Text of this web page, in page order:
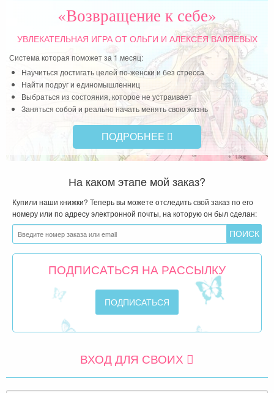
«Возвращение к себе»
УВЛЕКАТЕЛЬНАЯ ИГРАОТ ОЛЬГИ И АЛЕКСЕЯ ВАЛЯЕВЫХ
Система которая поможет за 1 месяц:
Научиться достигать целей по-женски и без стресса
Найти подруг и единомышленниц
Выбраться из состояния, которое не устраивает
Заняться собой и реально начать менять свою жизнь
ПОДРОБНЕЕ
На каком этапе мой заказ?
Купили наши книжки? Теперь вы можете отследить свой заказ по его
номеру или по адресу электронной почты, на которую он был сделан:
ПОДПИСАТЬСЯ НА РАССЫЛКУ
ВХОД ДЛЯ СВОИХ